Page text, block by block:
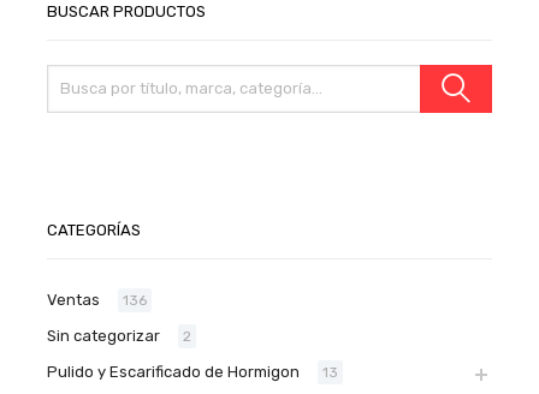
BUSCAR PRODUCTOS
CATEGORÍAS
Ventas 136
Sin categorizar 2
Pulido y Escarificado de Hormigon 13